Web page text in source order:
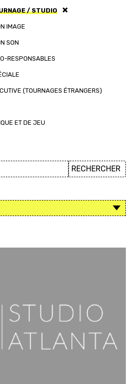
/ STUDIO
IMAGE
SON
RESPONSABLES
(TOURNAGES ÉTRANGERS)
ET DE JEU